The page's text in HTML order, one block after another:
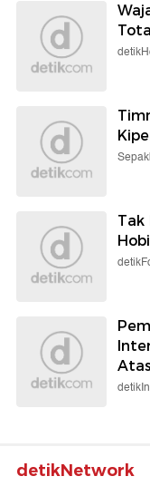
Tak
detikNetwork